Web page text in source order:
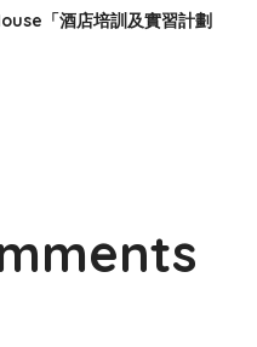
「酒店培訓及實習計劃